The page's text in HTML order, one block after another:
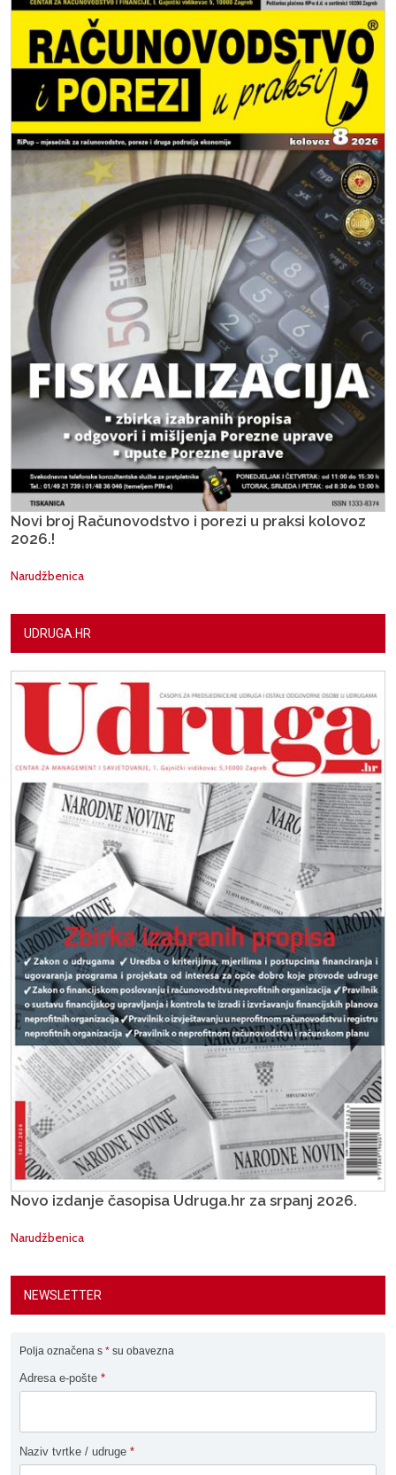
Novi broj Računovodstvo i porezi u praksi kolovoz
2026.!
Narudžbenica
UDRUGA.HR
Novo izdanje časopisa Udruga.hr za srpanj 2026.
Narudžbenica
NEWSLETTER
Polja označena s * su obavezna
Adresa e-pošte *
Naziv tvrtke / udruge *